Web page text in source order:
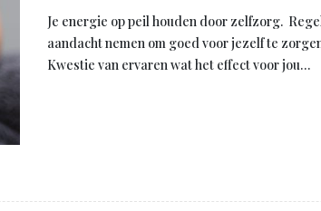
Je energie op peil houden door zelfzorg.
aandacht nemen om goed voor jezelf te
Kwestie van ervaren wat het effect voor jou…